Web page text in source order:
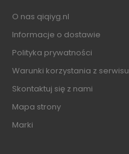
O nas qiqiyg.nl
Informacje o dostawie
Polityka prywatności
Warunki korzystania z serwisu
Skontaktuj się z nami
Mapa strony
Marki